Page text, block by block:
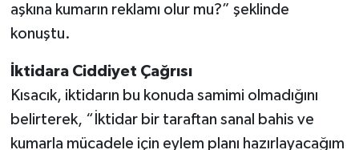
aşkına kumarın reklamı olur mu?” şeklinde
konuştu.
İktidara Ciddiyet Çağrısı
Kısacık, iktidarın bu konuda samimi olmadığını
belirterek, “İktidar bir taraftan sanal bahis ve
kumarla mücadele için eylem planı hazırlayacağım